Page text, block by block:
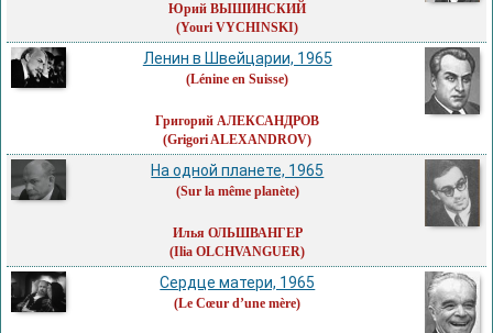
Юрий ВЫШИНСКИЙ
(Youri VYCHINSKI)
Ленин в Швейцарии, 1965
(Lénine en Suisse)
Григорий АЛЕКСАНДРОВ
(Grigori ALEXANDROV)
На одной планете, 1965
(Sur la même planète)
Илья ОЛЬШВАНГЕР
(Ilia OLCHVANGUER)
Сердце матери, 1965
(Le Cœur d’une mère)